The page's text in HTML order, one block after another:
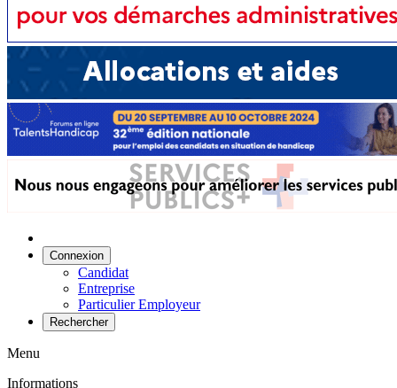
Connexion
Candidat
Entreprise
Particulier Employeur
Rechercher
Menu
Informations